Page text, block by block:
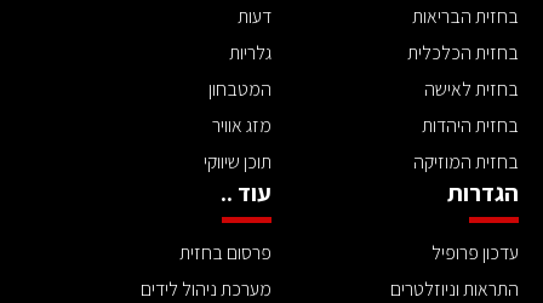
בחזית הבריאות
בחזית הכלכלית
בחזית לאישה
בחזית היהדות
בחזית המוזיקה
דעות
גלריות
המטבחון
מזג אוויר
תוכן שיווקי
הגדרות
עדכון פרופיל
התראות וניוזלטרים
עוד ..
פרסום בחזית
מערכת ניהול לידים